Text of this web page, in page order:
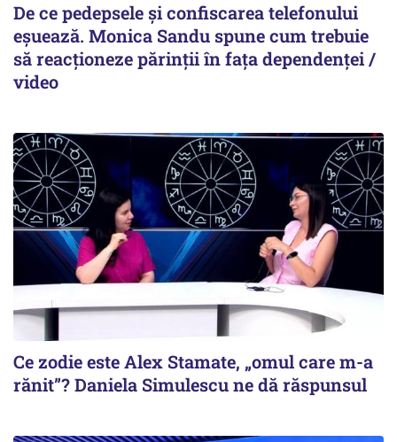
De ce pedepsele și confiscarea telefonului
eșuează. Monica Sandu spune cum trebuie
să reacționeze părinții în fața dependenței /
video
Ce zodie este Alex Stamate, „omul care m-a
rănit”? Daniela Simulescu ne dă răspunsul